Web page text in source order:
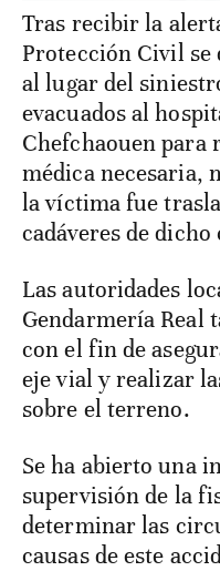
Tras recibir la
Protección Civil se
al lugar del
evacuados al
Chefchaouen
médica necesaria,
la víctima fue
cadáveres de
Las autoridades
Gendarmería Real
con el fin de
eje vial y realizar
sobre el terreno.
Se ha abierto una
supervisión de la
determinar las
causas de este